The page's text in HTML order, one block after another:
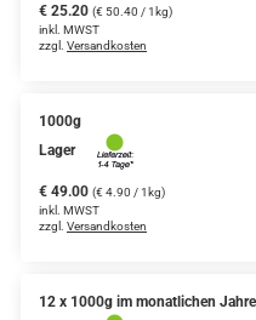
€ 25.20 (€ 50.40 / 1kg)
inkl. MWST
zzgl. Versandkosten
1000g
Lager
€ 49.00 (€ 4.90 / 1kg)
inkl. MWST
zzgl. Versandkosten
12 x 1000g im monatlichen